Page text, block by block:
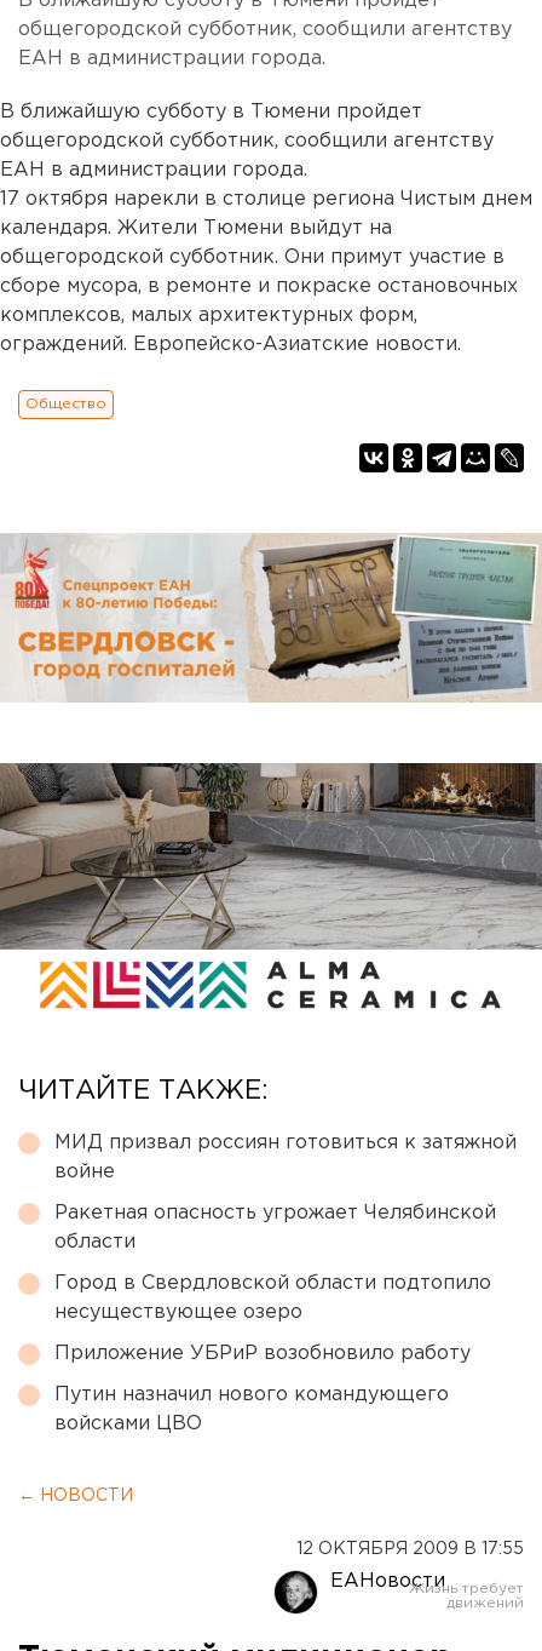
общегородской субботник, сообщили агентству
ЕАН в администрации города.
В ближайшую субботу в Тюмени пройдет
общегородской субботник, сообщили агентству
ЕАН в администрации города.
17 октября нарекли в столице региона Чистым днем
календаря. Жители Тюмени выйдут на
общегородской субботник. Они примут участие в
сборе мусора, в ремонте и покраске остановочных
комплексов, малых архитектурных форм,
ограждений. Европейско-Азиатские новости.
Общество
ЧИТАЙТЕ ТАКЖЕ:
МИД призвал россиян готовиться к затяжной
войне
Ракетная опасность угрожает Челябинской
области
Город в Свердловской области подтопило
несуществующее озеро
Приложение УБРиР возобновило работу
Путин назначил нового командующего
войсками ЦВО
← НОВОСТИ
12 ОКТЯБРЯ 2009 В 17:55
ЕАНовости